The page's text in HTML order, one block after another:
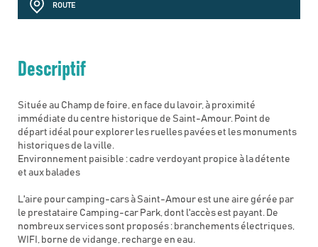
ROUTE
Descriptif
Située au Champ de foire, en face du lavoir, à proximité
immédiate du centre historique de Saint-Amour. Point de
départ idéal pour explorer les ruelles pavées et les monuments
historiques de la ville.
Environnement paisible : cadre verdoyant propice à la détente
et aux balades
L'aire pour camping-cars à Saint-Amour est une aire gérée par
le prestataire Camping-car Park, dont l'accès est payant. De
nombreux services sont proposés : branchements électriques,
WIFI, borne de vidange, recharge en eau.